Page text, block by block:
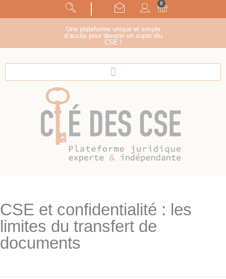
Panneau de gestion des cookies
suivez-nous !
Une plateforme unique et simple
d’accès pour devenir un super élu
CSE !
0
CSE et confidentialité : les
limites du transfert de
documents